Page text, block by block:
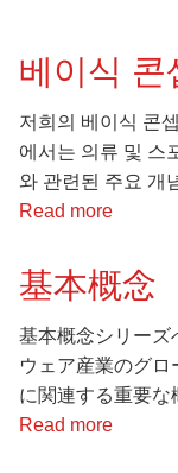
베이식 콘
저희의 베이식 콘
에서는 의류 및 스
와 관련된 주요 개
Read more
이
식
콘
셉
트
基本概念
基本概念シリーズ
ウェア産業のグ
に関連する重要な
Read more